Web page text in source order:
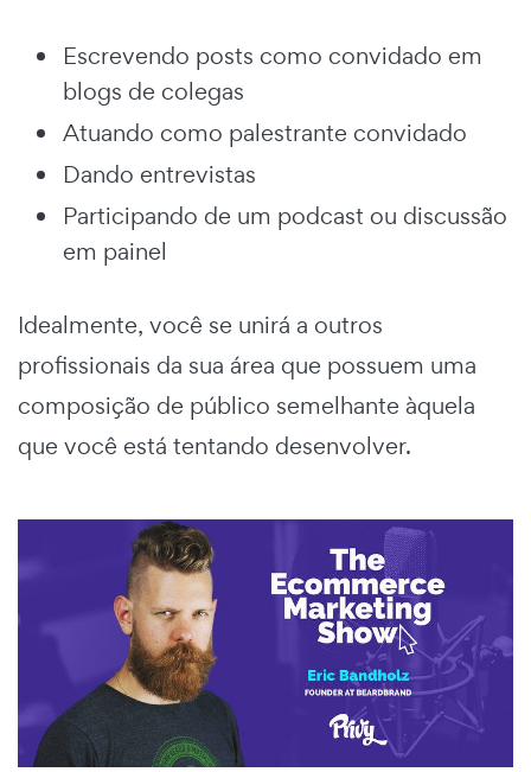
Escrevendo posts como convidado em
blogs de colegas
Atuando como palestrante convidado
Dando entrevistas
Participando de um podcast ou discussão
em painel
Idealmente, você se unirá a outros
profissionais da sua área que possuem uma
composição de público semelhante àquela
que você está tentando desenvolver.